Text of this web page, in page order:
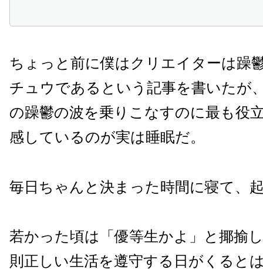
ちょっと前に僕はクリエイターは躁
チュウであるという記事を書いたが
の躁鬱の波を乗りこなすのに最も役
感しているのが実は睡眠だ。
毎日ちゃんと決まった時間に寝て、
若かった頃は「優等生かよ」と揶揄
則正しい生活を遵守する日がくると